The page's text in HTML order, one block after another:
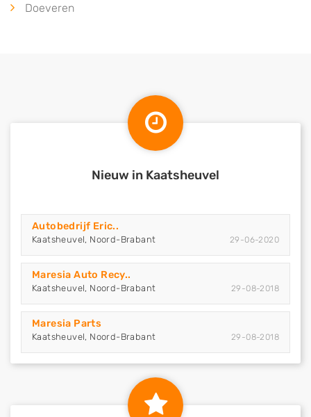
Doeveren
Nieuw in Kaatsheuvel
Autobedrijf Eric..
Kaatsheuvel, Noord-Brabant 29-06-2020
Maresia Auto Recy..
Kaatsheuvel, Noord-Brabant 29-08-2018
Maresia Parts
Kaatsheuvel, Noord-Brabant 29-08-2018